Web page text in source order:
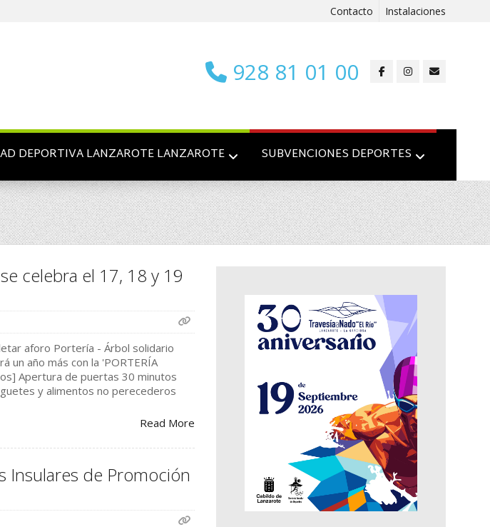
Contacto Instalaciones
928 81 01 00
DEPORTIVA LANZAROTE LANZAROTE SUBVENCIONES DEPORTES
celebra el 17, 18 y 19
aforo Portería - Árbol solidario
un año más con la 'PORTERÍA
Apertura de puertas 30 minutos
y alimentos no perecederos
Read More
Insulares de Promoción